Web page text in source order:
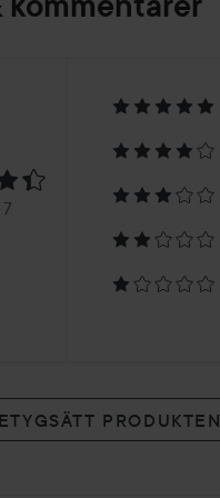
PRODUKTEN